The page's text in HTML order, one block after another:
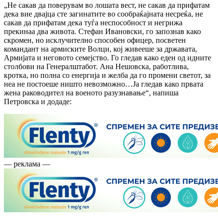
„Не сакав да поверувам во лошата вест, не сакав да прифатам
дека вие двајца сте загинатите во сообраќајната несреќа, не
сакав да прифатам дека туѓа неспособност и негрижа
прекинаа два живота. Стефан Ивановски, го запознав како
скромен, но исклучително способен офицер, посветен
командант на армиските Волци, кој живееше за државата,
Армијата и неговото семејство. Го гледав како еден од идните
столбови на Генералштабот. Ана Нешовска, работлива,
кротка, но полна со енергија и желба да го промени светот, за
неа не постоеше ништо невозможно…Ја гледав како првата
жена раководител на военото разузнавање“, напиша
Петровска и додаде:
— реклама —